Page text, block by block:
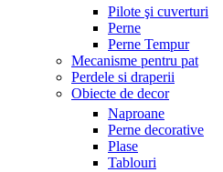
Pilote şi cuverturi
Perne
Perne Tempur
Mecanisme pentru pat
Perdele si draperii
Obiecte de decor
Naproane
Perne decorative
Plase
Tablouri